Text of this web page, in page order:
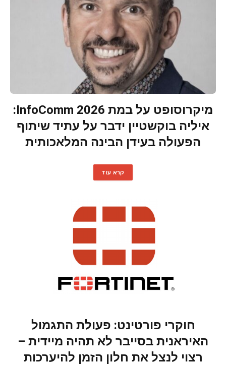
מיקרוסופט על במת InfoComm 2026:
איליה בוקשטיין ידבר על עתיד שיתוף
הפעולה בעידן הבינה המלאכותית
קרא עוד
חוקרי פורטינט: פעולת התגמול
האיראנית בסייבר לא תהיה מיידית –
רצוי לנצל את חלון הזמן להיערכות